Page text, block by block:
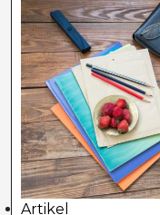
Artikel